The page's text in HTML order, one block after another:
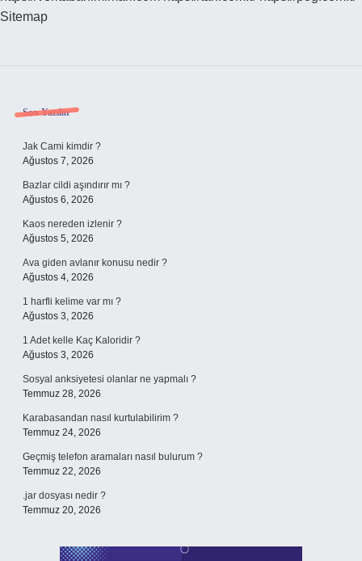
Sitemap
Sidebar
Son Yazılar
Jak Cami kimdir ?
Ağustos 7, 2026
Bazlar cildi aşındırır mı ?
Ağustos 6, 2026
Kaos nereden izlenir ?
Ağustos 5, 2026
Ava giden avlanır konusu nedir ?
Ağustos 4, 2026
1 harfli kelime var mı ?
Ağustos 3, 2026
1 Adet kelle Kaç Kaloridir ?
Ağustos 3, 2026
Sosyal anksiyetesi olanlar ne yapmalı ?
Temmuz 28, 2026
Karabasandan nasıl kurtulabilirim ?
Temmuz 24, 2026
Geçmiş telefon aramaları nasıl bulurum ?
Temmuz 22, 2026
.jar dosyası nedir ?
Temmuz 20, 2026